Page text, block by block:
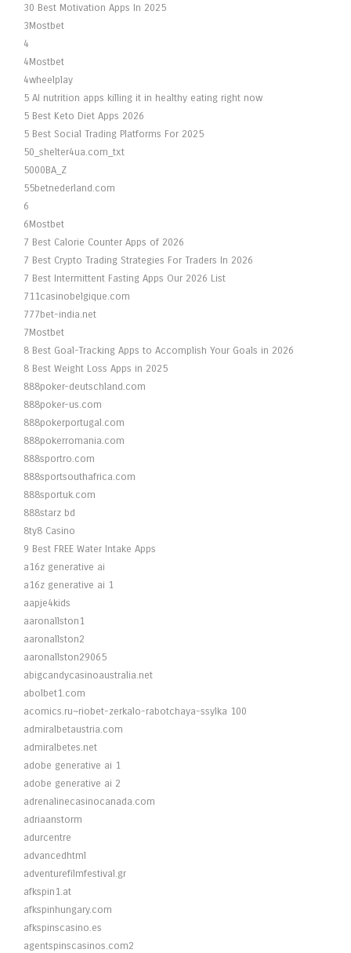
30 Best Motivation Apps In 2025
3Mostbet
4
4Mostbet
4wheelplay
5 AI nutrition apps killing it in healthy eating right now
5 Best Keto Diet Apps 2026
5 Best Social Trading Platforms For 2025
50_shelter4ua.com_txt
5000BA_Z
55betnederland.com
6
6Mostbet
7 Best Calorie Counter Apps of 2026
7 Best Crypto Trading Strategies For Traders In 2026
7 Best Intermittent Fasting Apps Our 2026 List
711casinobelgique.com
777bet-india.net
7Mostbet
8 Best Goal-Tracking Apps to Accomplish Your Goals in 2026
8 Best Weight Loss Apps in 2025
888poker-deutschland.com
888poker-us.com
888pokerportugal.com
888pokerromania.com
888sportro.com
888sportsouthafrica.com
888sportuk.com
888starz bd
8ty8 Casino
9 Best FREE Water Intake Apps
a16z generative ai
a16z generative ai 1
aapje4kids
aaronallston1
aaronallston2
aaronallston29065
abigcandycasinoaustralia.net
abolbet1.com
acomics.ru~riobet-zerkalo-rabotchaya-ssylka 100
admiralbetaustria.com
admiralbetes.net
adobe generative ai 1
adobe generative ai 2
adrenalinecasinocanada.com
adriaanstorm
adurcentre
advancedhtml
adventurefilmfestival.gr
afkspin1.at
afkspinhungary.com
afkspinscasino.es
agentspinscasinos.com2